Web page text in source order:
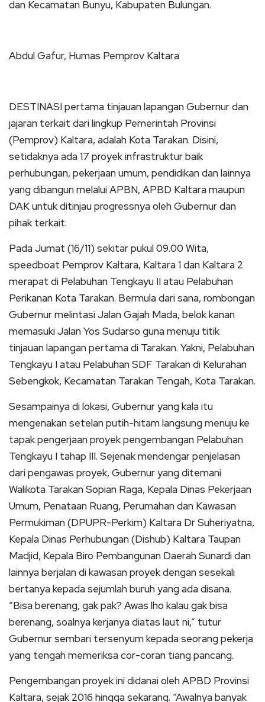
dan Kecamatan Bunyu, Kabupaten Bulungan.
Abdul Gafur, Humas Pemprov Kaltara
DESTINASI pertama tinjauan lapangan Gubernur dan
jajaran terkait dari lingkup Pemerintah Provinsi
(Pemprov) Kaltara, adalah Kota Tarakan. Disini,
setidaknya ada 17 proyek infrastruktur baik
perhubungan, pekerjaan umum, pendidikan dan lainnya
yang dibangun melalui APBN, APBD Kaltara maupun
DAK untuk ditinjau progressnya oleh Gubernur dan
pihak terkait.
Pada Jumat (16/11) sekitar pukul 09.00 Wita,
speedboat Pemprov Kaltara, Kaltara 1 dan Kaltara 2
merapat di Pelabuhan Tengkayu II atau Pelabuhan
Perikanan Kota Tarakan. Bermula dari sana, rombongan
Gubernur melintasi Jalan Gajah Mada, belok kanan
memasuki Jalan Yos Sudarso guna menuju titik
tinjauan lapangan pertama di Tarakan. Yakni, Pelabuhan
Tengkayu I atau Pelabuhan SDF Tarakan di Kelurahan
Sebengkok, Kecamatan Tarakan Tengah, Kota Tarakan.
Sesampainya di lokasi, Gubernur yang kala itu
mengenakan setelan putih-hitam langsung menuju ke
tapak pengerjaan proyek pengembangan Pelabuhan
Tengkayu I tahap III. Sejenak mendengar penjelasan
dari pengawas proyek, Gubernur yang ditemani
Walikota Tarakan Sopian Raga, Kepala Dinas Pekerjaan
Umum, Penataan Ruang, Perumahan dan Kawasan
Permukiman (DPUPR-Perkim) Kaltara Dr Suheriyatna,
Kepala Dinas Perhubungan (Dishub) Kaltara Taupan
Madjid, Kepala Biro Pembangunan Daerah Sunardi dan
lainnya berjalan di kawasan proyek dengan sesekali
bertanya kepada sejumlah buruh yang ada disana.
“Bisa berenang, gak pak? Awas lho kalau gak bisa
berenang, soalnya kerjanya diatas laut ni,” tutur
Gubernur sembari tersenyum kepada seorang pekerja
yang tengah memeriksa cor-coran tiang pancang.
Pengembangan proyek ini didanai oleh APBD Provinsi
Kaltara, sejak 2016 hingga sekarang. “Awalnya banyak